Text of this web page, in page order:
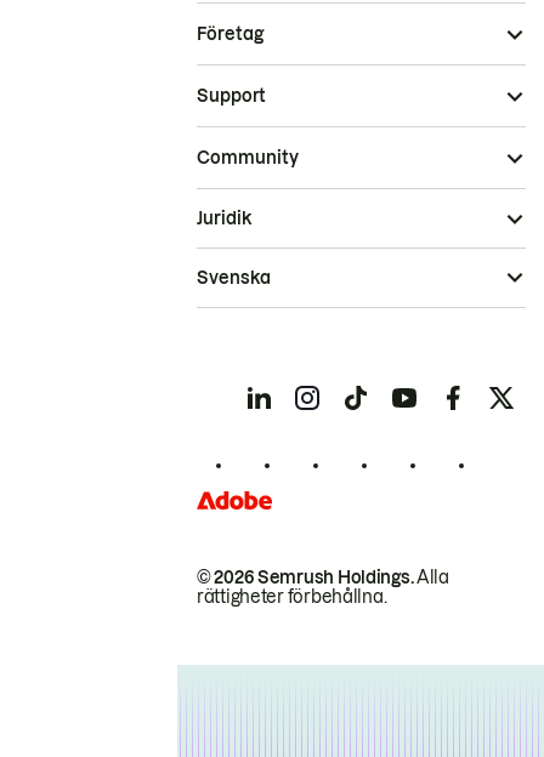
Företag
Support
Community
© 2026 Semrush Holdings.Alla
rättigheter förbehållna.
Juridik
Svenska